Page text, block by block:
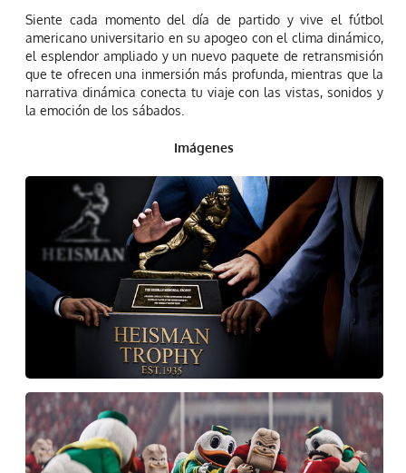
Siente cada momento del día de partido y vive el fútbol
americano universitario en su apogeo con el clima dinámico,
el esplendor ampliado y un nuevo paquete de retransmisión
que te ofrecen una inmersión más profunda, mientras que la
narrativa dinámica conecta tu viaje con las vistas, sonidos y
la emoción de los sábados.
Imágenes